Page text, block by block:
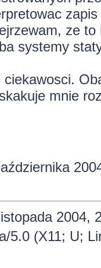
ze
systemy
mnie
2004,
5.0 (X11; U;